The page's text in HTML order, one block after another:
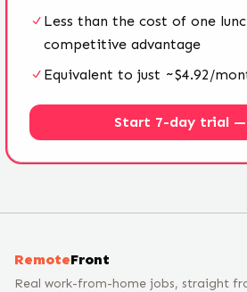
Less than the cost of one
competitive advantage
Equivalent to just ~$4.92/
Start 7-day trial —
RemoteFront
Real work-from-home jobs, straight